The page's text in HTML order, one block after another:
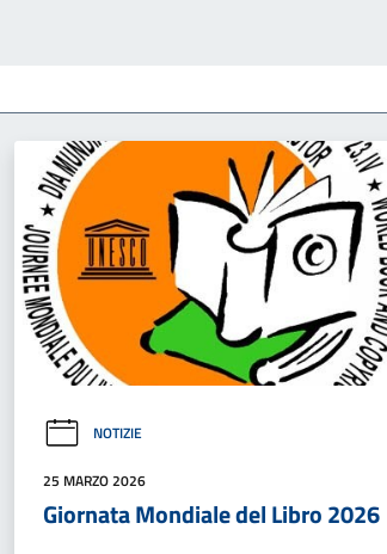
NOTIZIE
25 MARZO 2026
Giornata Mondiale del Libro 2026